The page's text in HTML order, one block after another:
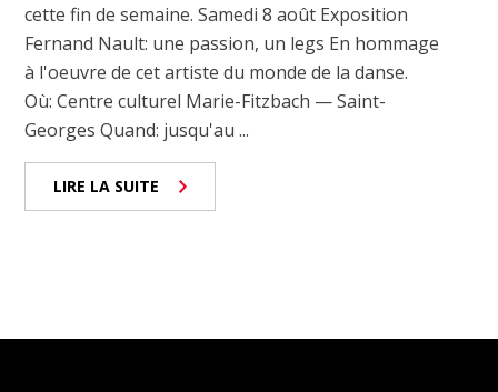
cette fin de semaine. Samedi 8 août Exposition
Fernand Nault: une passion, un legs En hommage
à l'oeuvre de cet artiste du monde de la danse.
Où: Centre culturel Marie-Fitzbach — Saint-
Georges Quand: jusqu'au ...
LIRE LA SUITE